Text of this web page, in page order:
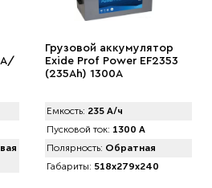
А/
Грузовой аккумулятор
Exide Prof Power EF2353
(235Ah) 1300A
Емкость: 235 А/ч
Пусковой ток: 1300 А
Полярность: Обратная
Габариты: 518x279x240